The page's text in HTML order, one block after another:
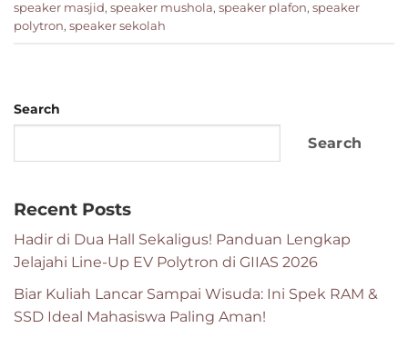
speaker masjid, speaker mushola, speaker plafon, speaker
polytron, speaker sekolah
Search
Search
Recent Posts
Hadir di Dua Hall Sekaligus! Panduan Lengkap
Jelajahi Line-Up EV Polytron di GIIAS 2026
Biar Kuliah Lancar Sampai Wisuda: Ini Spek RAM &
SSD Ideal Mahasiswa Paling Aman!